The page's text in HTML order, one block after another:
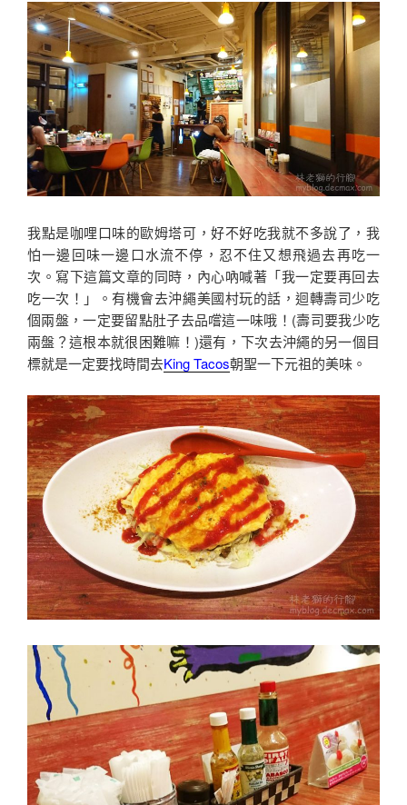
我點是咖哩口味的歐姆塔可，好不好吃我就不多說了，我
怕一邊回味一邊口水流不停，忍不住又想飛過去再吃一
次。寫下這篇文章的同時，內心吶喊著「我一定要再回去
吃一次！」。有機會去沖繩美國村玩的話，迴轉壽司少吃
個兩盤，一定要留點肚子去品嚐這一味哦！(壽司要我少吃
兩盤？這根本就很困難嘛！)還有，下次去沖繩的另一個目
標就是一定要找時間去King Tacos朝聖一下元祖的美味。